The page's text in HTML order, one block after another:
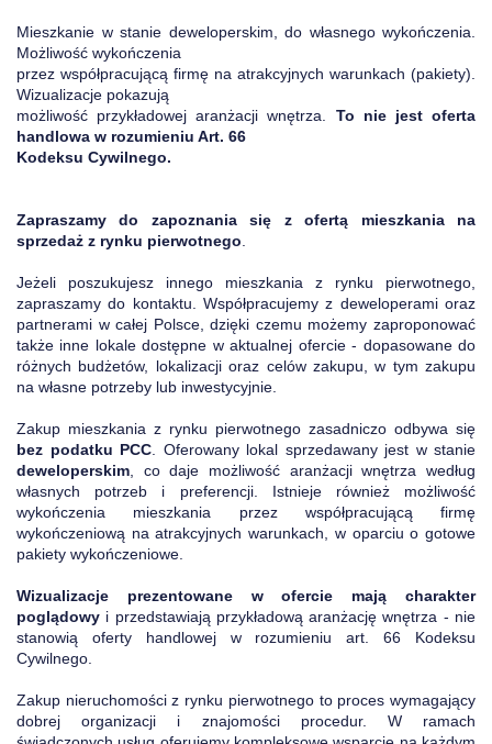
Mieszkanie w stanie deweloperskim, do własnego wykończenia.
Możliwość wykończenia
przez współpracującą firmę na atrakcyjnych warunkach (pakiety).
Wizualizacje pokazują
możliwość przykładowej aranżacji wnętrza. To nie jest oferta
handlowa w rozumieniu Art. 66
Kodeksu Cywilnego.
Zapraszamy do zapoznania się z ofertą mieszkania na
sprzedaż z rynku pierwotnego
Jeżeli poszukujesz innego mieszkania z rynku pierwotnego,
zapraszamy do kontaktu. Współpracujemy z deweloperami oraz
partnerami w całej Polsce, dzięki czemu możemy zaproponować
także inne lokale dostępne w aktualnej ofercie - dopasowane do
różnych budżetów, lokalizacji oraz celów zakupu, w tym zakupu
na własne potrzeby lub inwestycyjnie.
Zakup mieszkania z rynku pierwotnego zasadniczo odbywa się
bez podatku PCC . Oferowany lokal sprzedawany jest w stanie
deweloperskim , co daje możliwość aranżacji wnętrza według
własnych potrzeb i preferencji. Istnieje również możliwość
wykończenia mieszkania przez współpracującą firmę
wykończeniową na atrakcyjnych warunkach, w oparciu o gotowe
pakiety wykończeniowe.
Wizualizacje prezentowane w ofercie mają charakter
poglądowy i przedstawiają przykładową aranżację wnętrza - nie
stanowią oferty handlowej w rozumieniu art. 66 Kodeksu
Cywilnego.
Zakup nieruchomości z rynku pierwotnego to proces wymagający
dobrej organizacji i znajomości procedur. W ramach